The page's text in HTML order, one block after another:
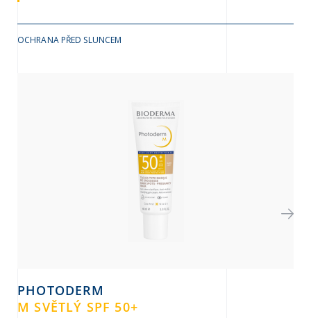
OCHRANA PŘED SLUNCEM
PHOTODERM
M SVĚTLÝ SPF 50+